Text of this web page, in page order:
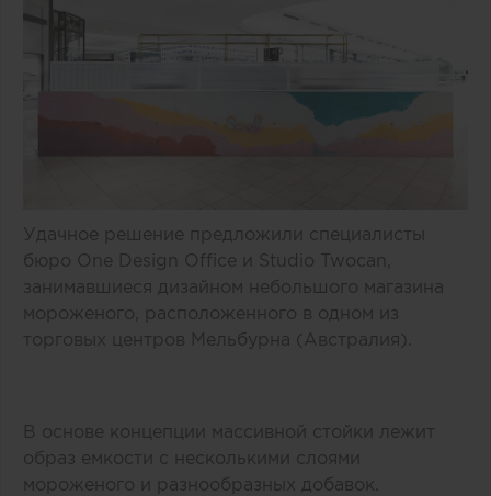
Удачное решение предложили специалисты
бюро One Design Office и Studio Twocan,
занимавшиеся дизайном небольшого магазина
мороженого, расположенного в одном из
торговых центров Мельбурна (Австралия).
В основе концепции массивной стойки лежит
образ емкости с несколькими слоями
мороженого и разнообразных добавок.